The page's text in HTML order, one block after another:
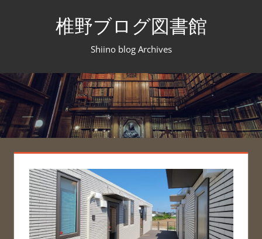
ツ
へ
ス
キ
椎野ブログ図書館
Shiino blog Archives